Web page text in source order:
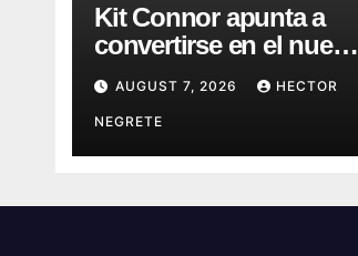
Kit Connor apunta a
convertirse en el nuevo
Cyclops del Universo
Marvel
AUGUST 7, 2026 HECTOR
NEGRETE